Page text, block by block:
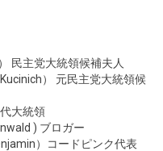
民主党大統領候補夫人
） 元民主党大統領候
大統領
) ブロガー
）コードピンク代表